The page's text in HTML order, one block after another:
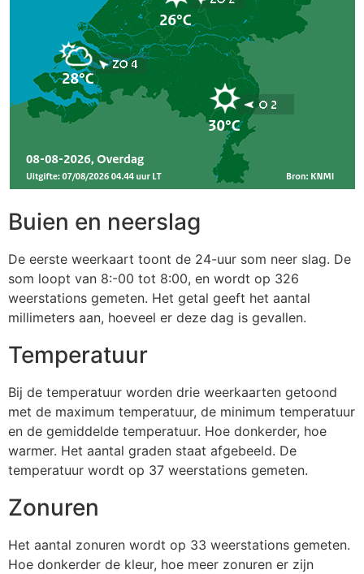
Buien en neerslag
De eerste weerkaart toont de 24-uur som neer slag. De
som loopt van 8:-00 tot 8:00, en wordt op 326
weerstations gemeten. Het getal geeft het aantal
millimeters aan, hoeveel er deze dag is gevallen.
Temperatuur
Bij de temperatuur worden drie weerkaarten getoond
met de maximum temperatuur, de minimum temperatuur
en de gemiddelde temperatuur. Hoe donkerder, hoe
warmer. Het aantal graden staat afgebeeld. De
temperatuur wordt op 37 weerstations gemeten.
Zonuren
Het aantal zonuren wordt op 33 weerstations gemeten.
Hoe donkerder de kleur, hoe meer zonuren er zijn